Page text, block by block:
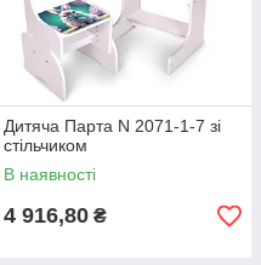
Дитяча Парта N 2071-1-7 зі
стільчиком
В наявності
4 916,80 ₴